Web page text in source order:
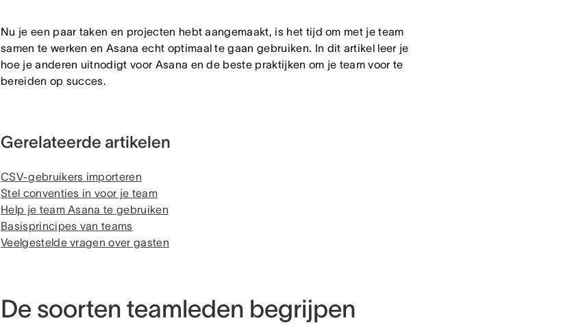
Nu je een paar taken en projecten hebt aangemaakt, is het tijd om met je team
samen te werken en Asana echt optimaal te gaan gebruiken. In dit artikel leer je
hoe je anderen uitnodigt voor Asana en de beste praktijken om je team voor te
bereiden op succes.
Gerelateerde artikelen
CSV-gebruikers importeren
Stel conventies in voor je team
Help je team Asana te gebruiken
Basisprincipes van teams
Veelgestelde vragen over gasten
De soorten teamleden begrijpen